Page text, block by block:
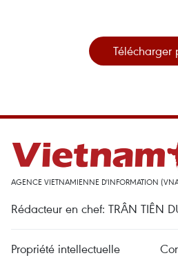
Télécharger
AGENCE VIETNAMIENNE D'INFORMATION
Rédacteur en chef: TRÂN TIÊN
Propriété intellectuelle